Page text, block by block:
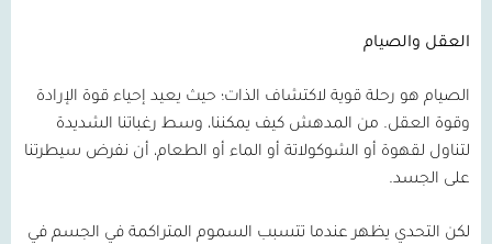
العقل والصيام
الصيام هو رحلة قوية لاكتشاف الذات؛ حيث يعيد إحياء قوة الإرادة
وقوة العقل. من المدهش كيف يمكننا، وسط رغباتنا الشديدة
لتناول لقهوة أو الشوكولاتة أو الماء أو الطعام، أن نفرض سيطرتنا
على الجسد.
لكن التحدي يظهر عندما تتسبب السموم المتراكمة في الجسم في